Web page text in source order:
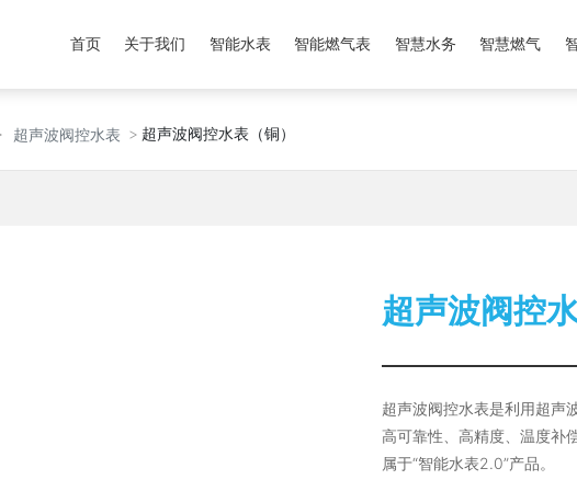
首页 关于我们 智能水表 智能燃气表 智慧水务 智慧燃气
超声波阀控水表 超声波阀控水表（铜）
超声波阀控
超声波阀控水表是利用超声
高可靠性、高精度、温度补
属于“智能水表2.0”产品。